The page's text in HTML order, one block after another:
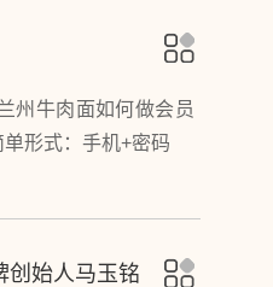
州牛肉面如何做会员
形式：手机+密码
创始人马玉铭